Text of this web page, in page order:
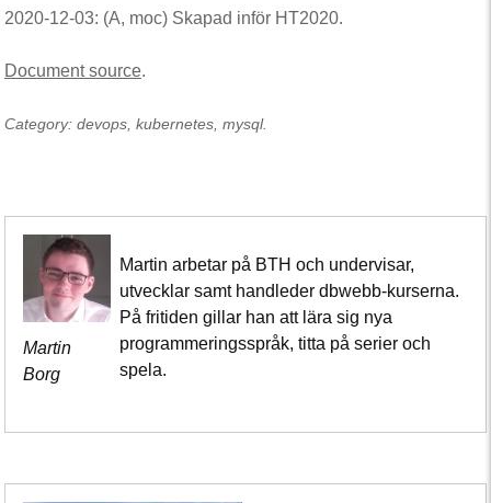
2020-12-03: (A, moc) Skapad inför HT2020.
Document source.
Category: devops, kubernetes, mysql.
Martin
Borg
Martin arbetar på BTH och undervisar,
utvecklar samt handleder dbwebb-kurserna.
På fritiden gillar han att lära sig nya
programmeringsspråk, titta på serier och
spela.